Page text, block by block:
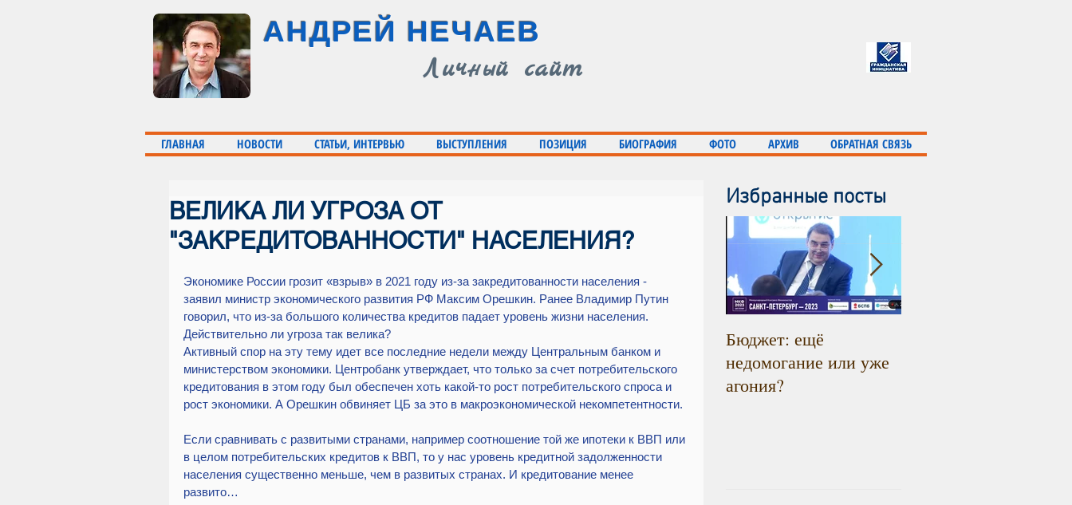
АНДРЕЙ НЕЧАЕВ
Личный сайт
ГЛАВНАЯ НОВОСТИ СТАТЬИ, ИНТЕРВЬЮ ВЫСТУПЛЕНИЯ ПОЗИЦИЯ БИОГРАФИЯ ФОТО АРХИВ ОБРАТНАЯ СВЯЗЬ
ВЕЛИКА ЛИ УГРОЗА ОТ
"ЗАКРЕДИТОВАННОСТИ" НАСЕЛЕНИЯ?
Экономике России грозит «взрыв» в 2021 году из-за закредитованности населения -
заявил министр экономического развития РФ Максим Орешкин. Ранее Владимир Путин
говорил, что из-за большого количества кредитов падает уровень жизни населения.
Действительно ли угроза так велика?
Активный спор на эту тему идет все последние недели между Центральным банком и
министерством экономики. Центробанк утверждает, что только за счет потребительского
кредитования в этом году был обеспечен хоть какой-то рост потребительского спроса и
рост экономики. А Орешкин обвиняет ЦБ за это в макроэкономической некомпетентности.
Если сравнивать с развитыми странами, например соотношение той же ипотеки к ВВП или
в целом потребительских кредитов к ВВП, то у нас уровень кредитной задолженности
населения существенно меньше, чем в развитых странах. И кредитование менее
развито…
Избранные посты
Бюджет: ещё
недомогание или уже
агония?